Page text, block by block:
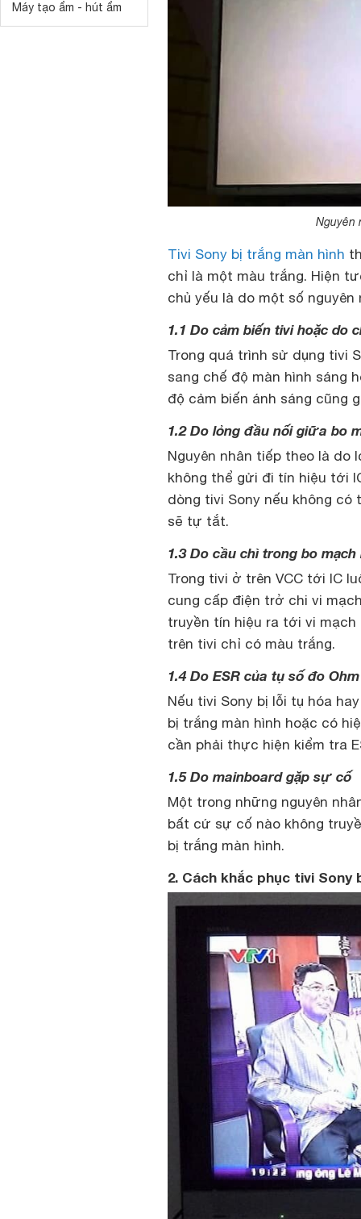
Máy tạo ẩm - hút ẩm
Nguyên
Tivi Sony bị trắng màn hình
chỉ là một màu trắng. Hiện
chủ yếu là do một số nguyên
1.1 Do cảm biến tivi hoặc do
Trong quá trình sử dụng tivi
sang chế độ màn hình sáng
độ cảm biến ánh sáng cũng
1.2 Do lỏng đầu nối giữa bo
Nguyên nhân tiếp theo là do
không thể gửi đi tín hiệu tới
dòng tivi Sony nếu không
sẽ tự tắt.
1.3 Do cầu chì trong bo mạch
Trong tivi ở trên VCC tới IC
cung cấp điện trở chi vi
truyền tín hiệu ra tới vi mạch
trên tivi chỉ có màu trắng.
1.4 Do ESR của tụ số đo
Nếu tivi Sony bị lỗi tụ hóa
bị trắng màn hình hoặc có
cần phải thực hiện kiểm tra
1.5 Do mainboard gặp sự cố
Một trong những nguyên
bất cứ sự cố nào không
bị trắng màn hình.
2. Cách khắc phục tivi Sony